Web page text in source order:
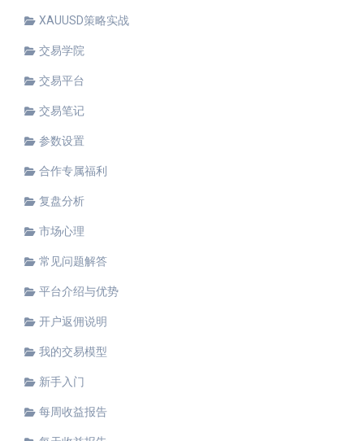
XAUUSD策略实战
交易学院
交易平台
交易笔记
参数设置
合作专属福利
复盘分析
市场心理
常见问题解答
平台介绍与优势
开户返佣说明
我的交易模型
新手入门
每周收益报告